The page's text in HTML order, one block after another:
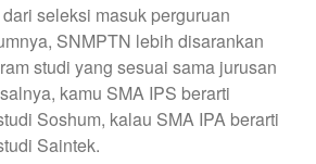
seleksi masuk perguruan
SNMPTN lebih disarankan
studi yang sesuai sama jurusan
kamu SMA IPS berarti
Soshum, kalau SMA IPA berarti
Saintek.